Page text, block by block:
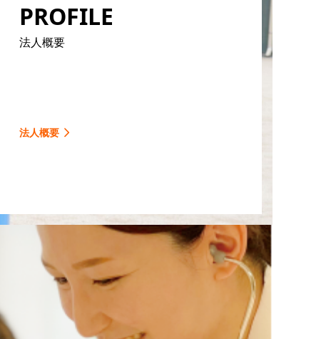
PROFILE
法人概要
法人概要